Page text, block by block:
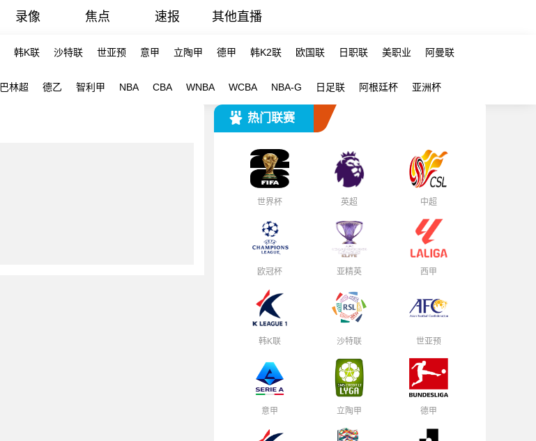
录像 焦点 速报 其他直播
韩K联 沙特联 世亚预 意甲 立陶甲 德甲 韩K2联 欧国联 日职联 美职业 阿曼联
巴林超 德乙 智利甲 NBA CBA WNBA WCBA NBA-G 日足联 阿根廷杯 亚洲杯
热门联赛
世界杯 英超 中超
欧冠杯 亚精英 西甲
韩K联 沙特联 世亚预
意甲 立陶甲 德甲